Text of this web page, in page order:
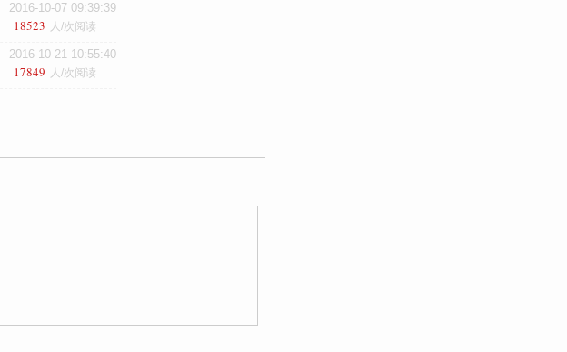
2016-10-07 09:39:39
18523 人/次阅读
2016-10-21 10:55:40
17849 人/次阅读